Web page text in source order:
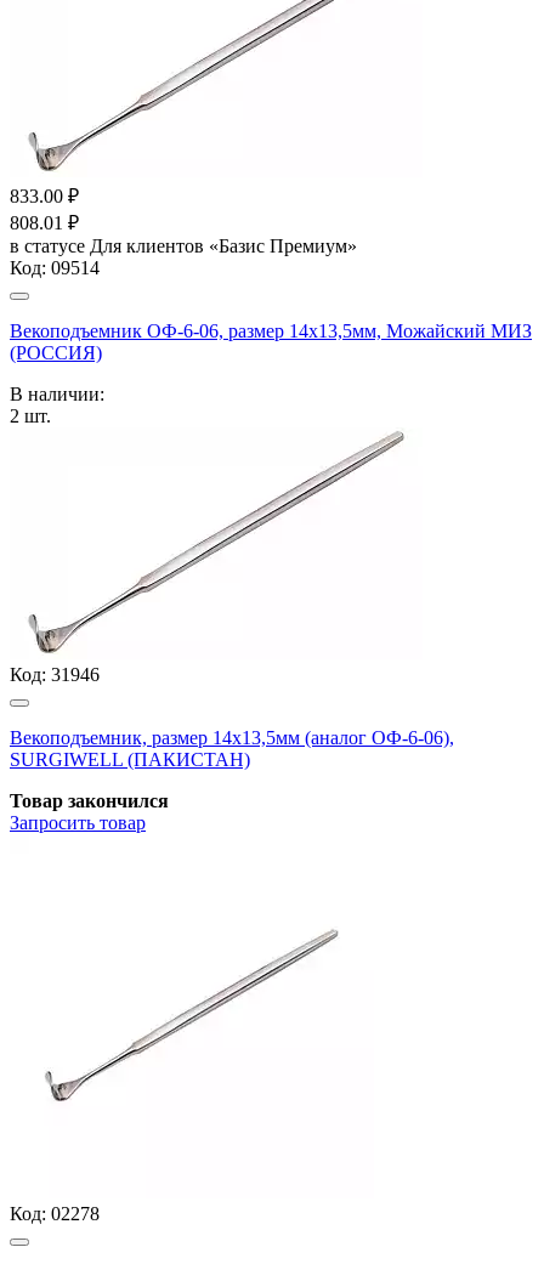
833.00 ₽
808.01 ₽
в статусе Для клиентов «Базис Премиум»
Код: 09514
Векоподъемник ОФ-6-06, размер 14х13,5мм, Можайский МИЗ
(РОССИЯ)
В наличии:
2 шт.
Код: 31946
Векоподъемник, размер 14х13,5мм (аналог ОФ-6-06),
SURGIWELL (ПАКИСТАН)
Товар закончился
Запросить товар
Код: 02278